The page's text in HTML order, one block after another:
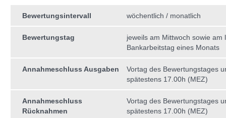
Bewertungsintervall wöchentlich / monatlich
Bewertungstag
jeweils am Mittwoch sowie am
Bankarbeitstag eines Monats
Annahmeschluss Ausgaben
Vortag des Bewertungstages
spätestens 17.00h (MEZ)
Annahmeschluss
Rücknahmen
Vortag des Bewertungstages
spätestens 17.00h (MEZ)